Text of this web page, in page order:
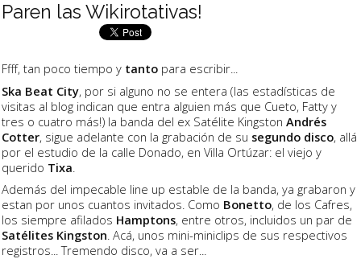
Paren las Wikirotativas!
Ffff, tan poco tiempo y tanto para escribir...
Ska Beat City, por si alguno no se entera (las estadísticas de
visitas al blog indican que entra alguien más que Cueto, Fatty y
tres o cuatro más!) la banda del ex Satélite Kingston Andrés
Cotter, sigue adelante con la grabación de su segundo disco, allá
por el estudio de la calle Donado, en Villa Ortúzar: el viejo y
querido Tixa
Además del impecable line up estable de la banda, ya grabaron y
estan por unos cuantos invitados. Como Bonetto, de los Cafres,
los siempre afilados Hamptons, entre otros, incluidos un par de
Satélites Kingston . Acá, unos mini-miniclips de sus respectivos
registros... Tremendo disco, va a ser...